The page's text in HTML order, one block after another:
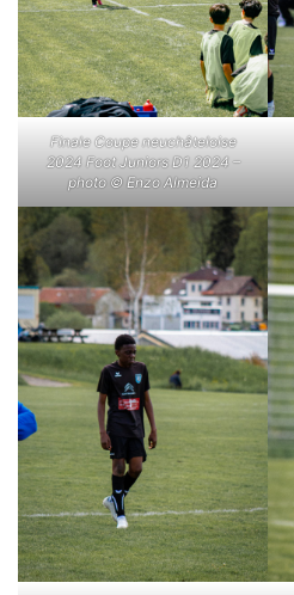
Finale Coupe neuchâteloise
2024 Foot Juniors D1 2024 –
photo © Enzo Almeida